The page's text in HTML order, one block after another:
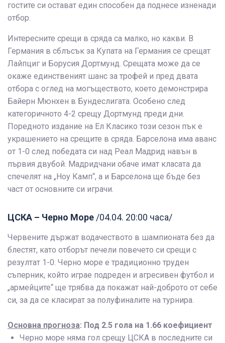
гостите си остават един способен да поднесе изненади
отбор.
Интересните срещи в сряда са малко, но какви. В
Германия в сблъсък за Купата на Германия се срещат
Лайпциг и Борусия Дортмунд. Срещата може да се
окаже единственият шанс за трофей и пред двата
отбора с оглед на могъществото, което демонстрира
Байерн Мюнхен в Бундеслигата. Особено след
категоричното 4-2 срещу Дортмунд преди дни.
Поредното издание на Ел Класико този сезон пък е
украшението на срещите в сряда. Барселона има аванс
от 1-0 след победата си над Реал Мадрид навън в
първия двубой. Мадридчани обаче имат класата да
спечелят на „Ноу Камп“, а и Барселона ще бъде без
част от основните си играчи.
ЦСКА – Черно Море /04.04. 20:00 часа/
Червените държат водачеството в шампионата без да
блестят, като отборът печели повечето си срещи с
резултат 1-0. Черно море е традиционно труден
съперник, който играе подреден и агресивен футбол и
„армейците“ ще трябва да покажат най-доброто от себе
си, за да се класират за полуфиналите на турнира.
Основна прогноза: Под 2.5 гола на 1.66 коефициент
Черно море няма гол срещу ЦСКА в последните си